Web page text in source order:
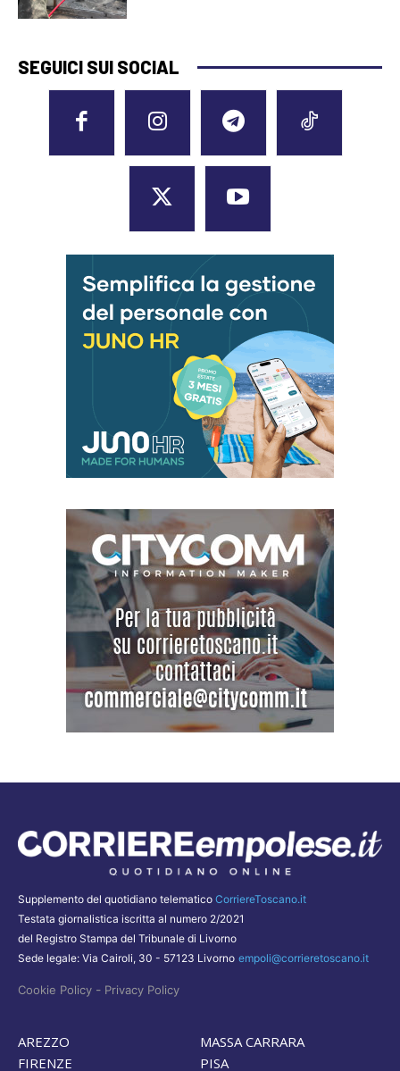
SEGUICI SUI SOCIAL
Supplemento del quotidiano telematico CorriereToscano.it
Testata giornalistica iscritta al numero 2/2021
del Registro Stampa del Tribunale di Livorno
Sede legale: Via Cairoli, 30 - 57123 Livorno empoli@corrieretoscano.it
Cookie Policy - Privacy Policy
AREZZO
FIRENZE
MASSA CARRARA
PISA